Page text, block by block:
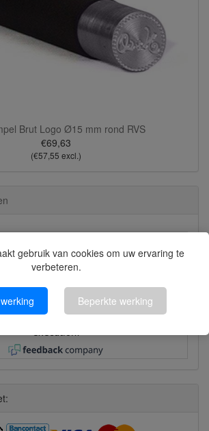
gebruik van cookies om uw ervaring te
verbeteren.
Beperkte werking
Brut Logo Ø15 mm rond RVS
€69,63
(€57,55 excl.)
8626 beoordelingen